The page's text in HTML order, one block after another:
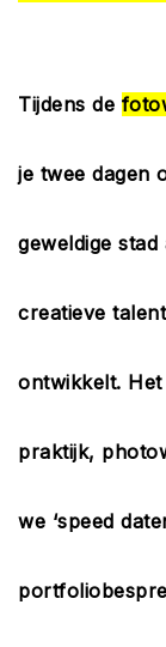
Tijdens de
je twee dagen
geweldige
creatieve
ontwikkelt.
praktijk,
we ‘speed